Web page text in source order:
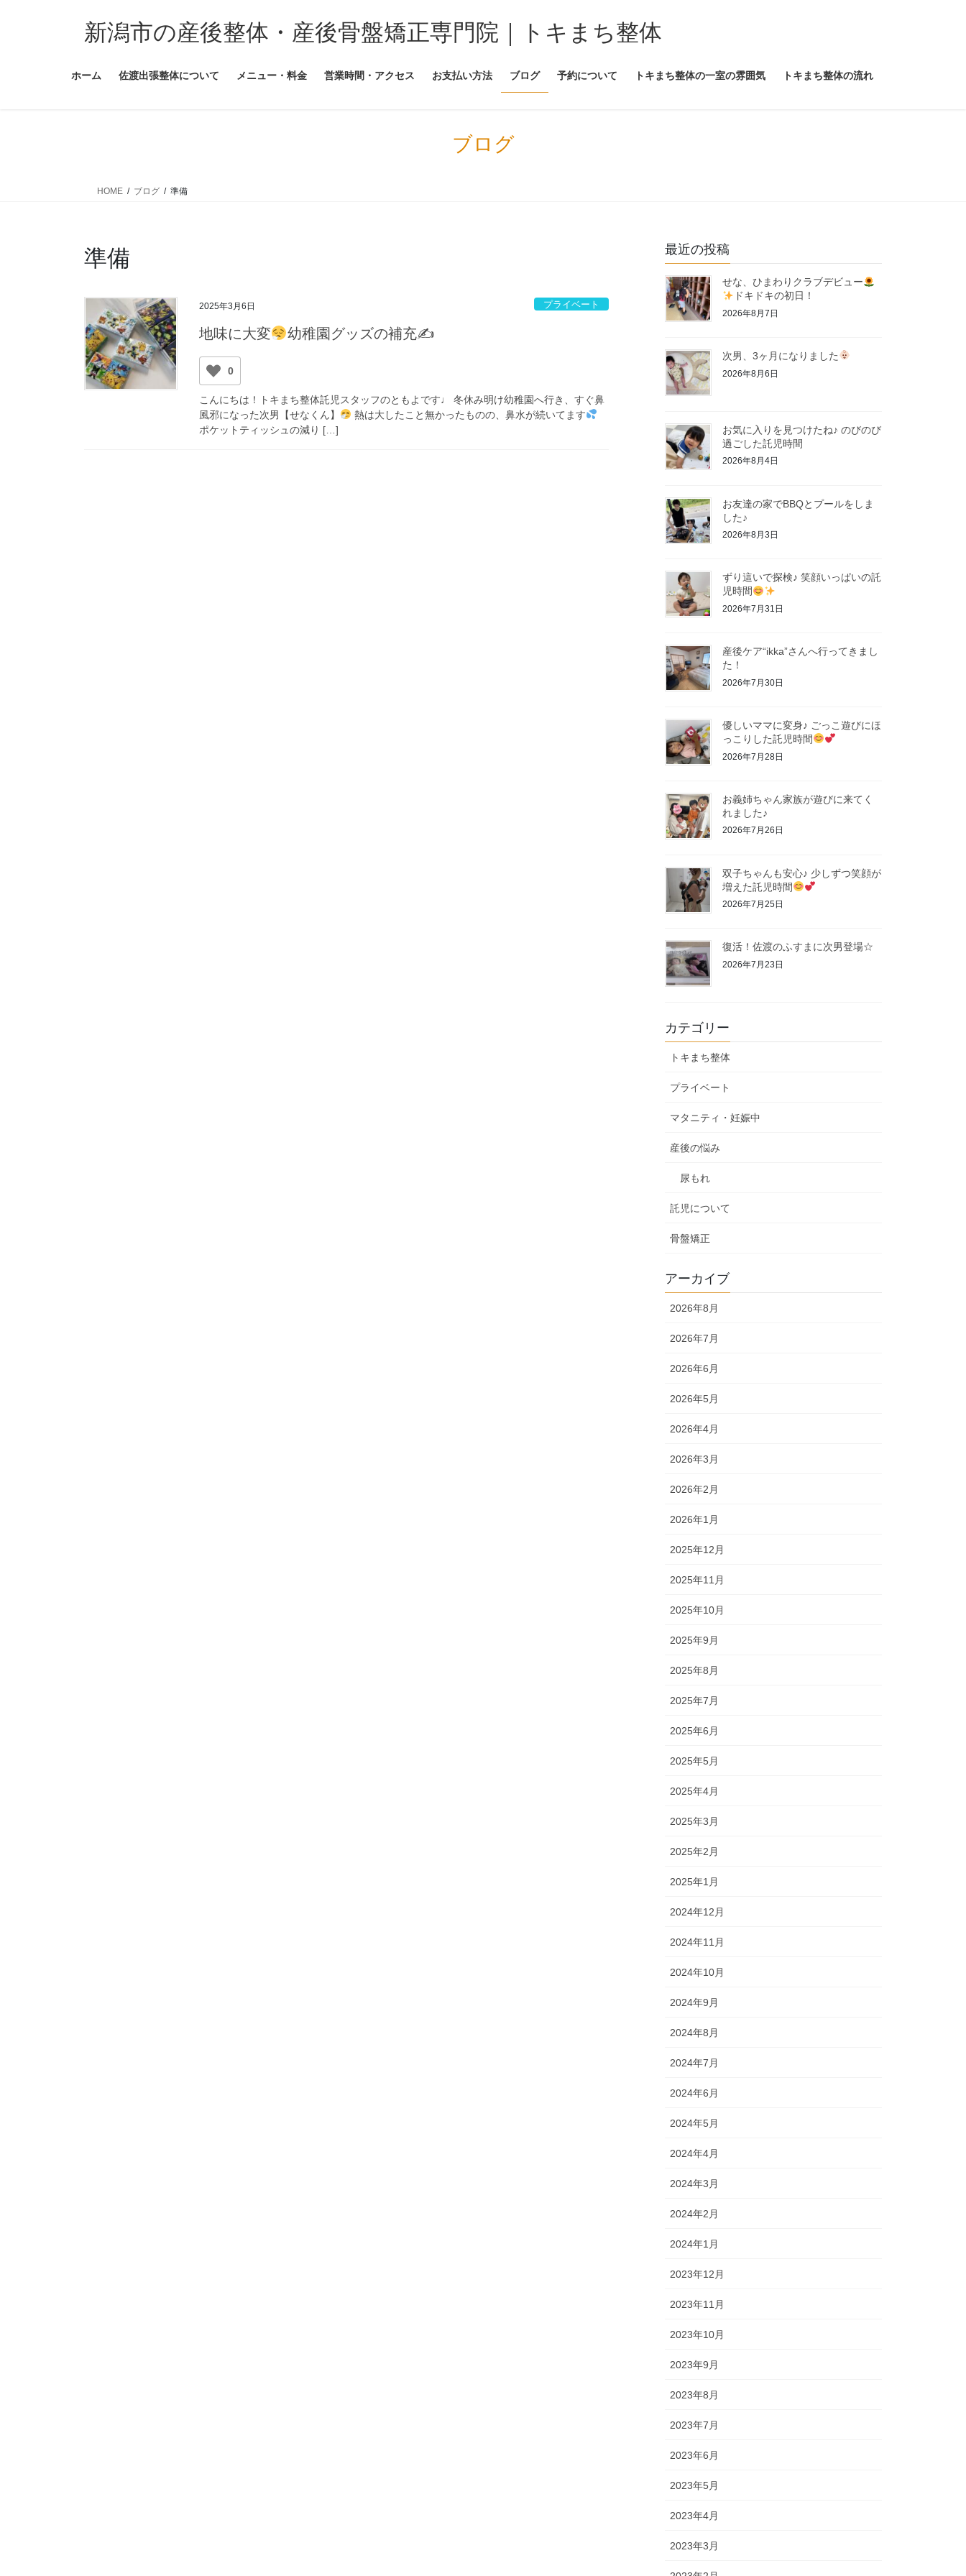
新潟市の産後整体・産後骨盤矯正専門院｜トキまち整体
ホーム 佐渡出張整体について メニュー・料金 営業時間・アクセス お支払い方法 ブログ 予約について トキまち整体の一室の雰囲気 トキまち整体の流れ
ブログ
HOME ブログ 準備
準備
2025年3月6日 プライベート
地味に大変 幼稚園グッズの補充✍
0
こんにちは！トキまち整体託児スタッフのともよです♩ 冬休み明け幼稚園へ行き、すぐ鼻
風邪になった次男【せなくん】
熱は大したこと無かったものの、鼻水が続いてます
ポケットティッシュの減り […]
最近の投稿
せな、ひまわりクラブデビュー
ドキドキの初日！
2026年8月7日
次男、3ヶ月になりました
2026年8月6日
お気に入りを見つけたね♪ のびのび
過ごした託児時間
2026年8月4日
お友達の家でBBQとプールをしま
した♪
2026年8月3日
ずり這いで探検♪ 笑顔いっぱいの託
児時間
2026年7月31日
産後ケア“ikka”さんへ行ってきまし
た！
2026年7月30日
優しいママに変身♪ ごっこ遊びにほ
っこりした託児時間
2026年7月28日
お義姉ちゃん家族が遊びに来てく
れました♪
2026年7月26日
双子ちゃんも安心♪ 少しずつ笑顔が
増えた託児時間
2026年7月25日
復活！佐渡のふすまに次男登場☆
2026年7月23日
カテゴリー
トキまち整体
プライベート
マタニティ・妊娠中
産後の悩み
尿もれ
託児について
骨盤矯正
アーカイブ
2026年8月
2026年7月
2026年6月
2026年5月
2026年4月
2026年3月
2026年2月
2026年1月
2025年12月
2025年11月
2025年10月
2025年9月
2025年8月
2025年7月
2025年6月
2025年5月
2025年4月
2025年3月
2025年2月
2025年1月
2024年12月
2024年11月
2024年10月
2024年9月
2024年8月
2024年7月
2024年6月
2024年5月
2024年4月
2024年3月
2024年2月
2024年1月
2023年12月
2023年11月
2023年10月
2023年9月
2023年8月
2023年7月
2023年6月
2023年5月
2023年4月
2023年3月